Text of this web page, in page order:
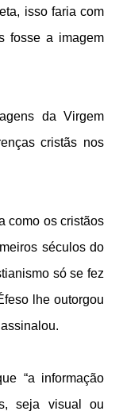
isso faria com
fosse a imagem
da Virgem
cristãs nos
como os cristãos
séculos do
só se fez
lhe outorgou
“a informação
seja visual ou